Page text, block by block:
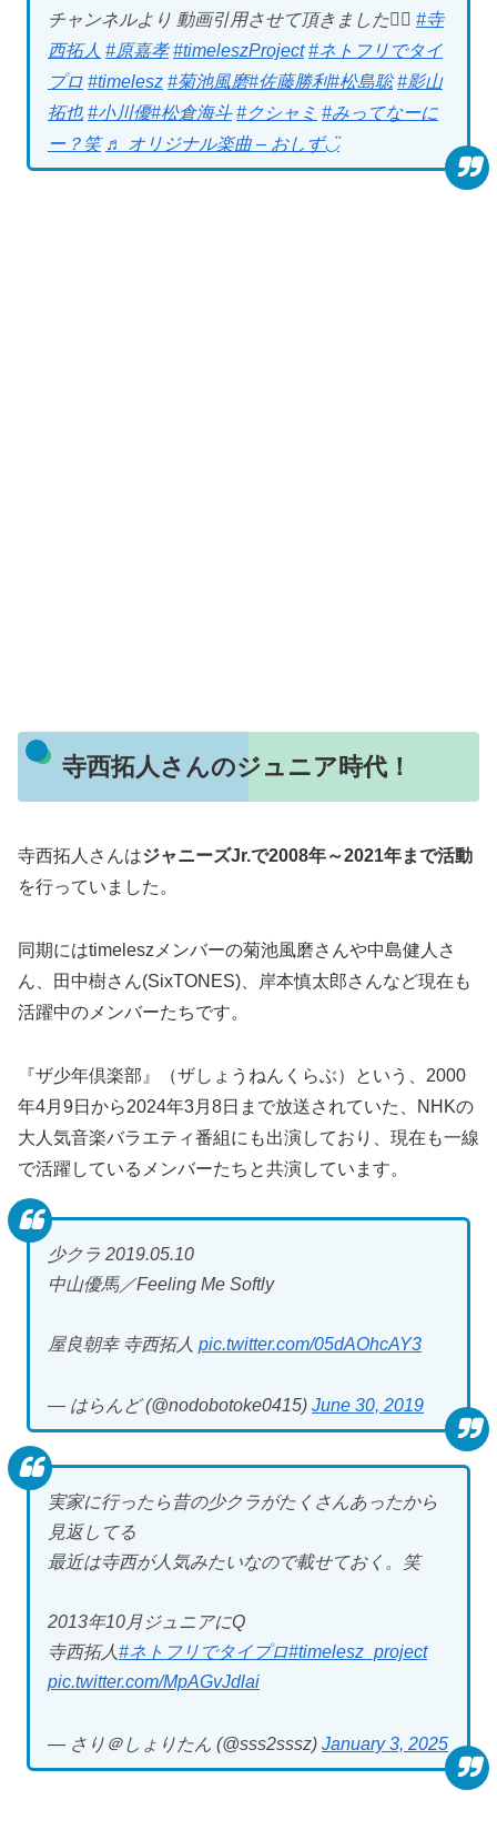
チャンネルより 動画引用させて頂きました🙇‍♀️ #寺
西拓人 #原嘉孝 #timeleszProject #ネトフリでタイ
プロ #timelesz #菊池風磨#佐藤勝利#松島聡 #影山
拓也 #小川優#松倉海斗 #クシャミ #みってなーに
ー？笑 ♬ オリジナル楽曲 – おしず◡̈
寺西拓人さんのジュニア時代！
寺西拓人さんはジャニーズJr.で2008年～2021年まで活動
を行っていました。
同期にはtimeleszメンバーの菊池風磨さんや中島健人さ
ん、田中樹さん(SixTONES)、岸本慎太郎さんなど現在も
活躍中のメンバーたちです。
『ザ少年倶楽部』（ザしょうねんくらぶ）という、2000
年4月9日から2024年3月8日まで放送されていた、NHKの
大人気音楽バラエティ番組にも出演しており、現在も一線
で活躍しているメンバーたちと共演しています。
少クラ 2019.05.10
中山優馬／Feeling Me Softly
屋良朝幸 寺西拓人 pic.twitter.com/05dAOhcAY3
— はらんど (@nodobotoke0415) June 30, 2019
実家に行ったら昔の少クラがたくさんあったから
見返してる
最近は寺西が人気みたいなので載せておく。笑
2013年10月ジュニアにQ
寺西拓人#ネトフリでタイプロ#timelesz_project
pic.twitter.com/MpAGvJdlai
— さり＠しょりたん (@sss2sssz) January 3, 2025